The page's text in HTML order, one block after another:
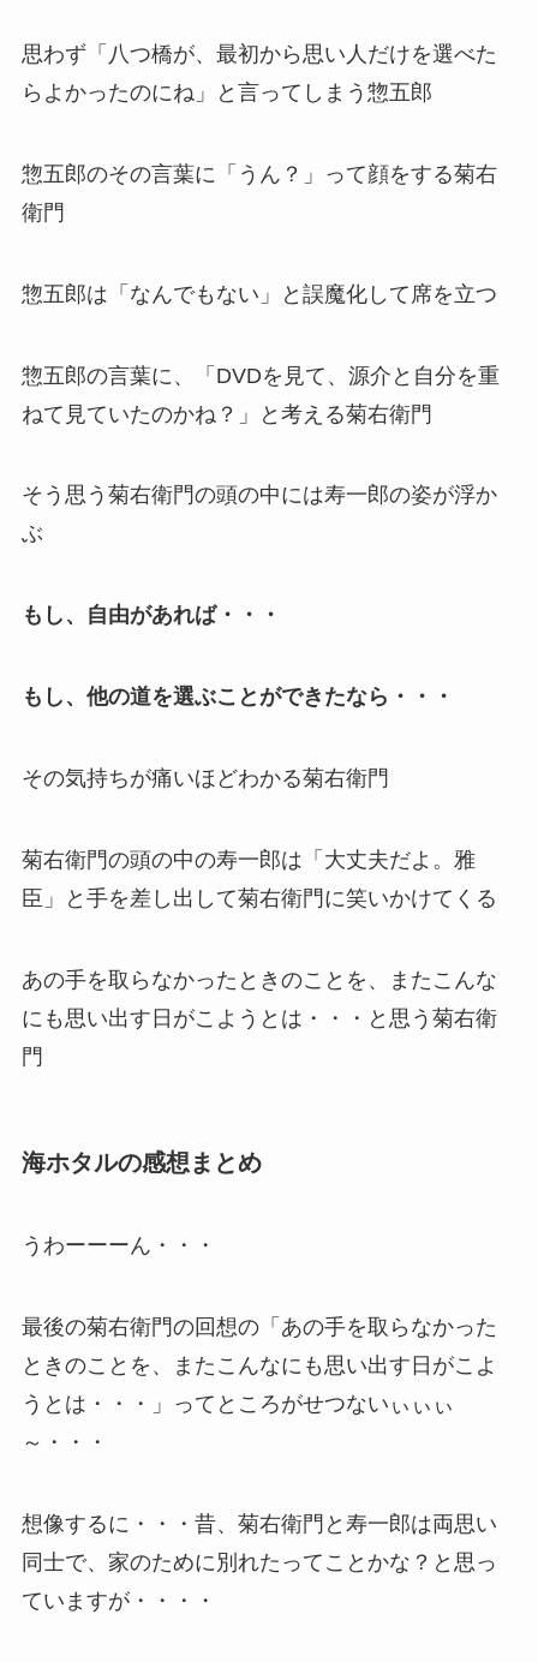
思わず「八つ橋が、最初から思い人だけを選べた
らよかったのにね」と言ってしまう惣五郎
惣五郎のその言葉に「うん？」って顔をする菊右
衛門
惣五郎は「なんでもない」と誤魔化して席を立つ
惣五郎の言葉に、「DVDを見て、源介と自分を重
ねて見ていたのかね？」と考える菊右衛門
そう思う菊右衛門の頭の中には寿一郎の姿が浮か
ぶ
もし、自由があれば・・・
もし、他の道を選ぶことができたなら・・・
その気持ちが痛いほどわかる菊右衛門
菊右衛門の頭の中の寿一郎は「大丈夫だよ。雅
臣」と手を差し出して菊右衛門に笑いかけてくる
あの手を取らなかったときのことを、またこんな
にも思い出す日がこようとは・・・と思う菊右衛
門
海ホタルの感想まとめ
うわーーーん・・・
最後の菊右衛門の回想の「あの手を取らなかった
ときのことを、またこんなにも思い出す日がこよ
うとは・・・」ってところがせつないぃぃぃ
～・・・
想像するに・・・昔、菊右衛門と寿一郎は両思い
同士で、家のために別れたってことかな？と思っ
ていますが・・・・